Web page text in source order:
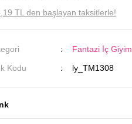
TL den başlayan taksitlerle!
Fantazi İç Giyim
Kodu
ly_TM1308